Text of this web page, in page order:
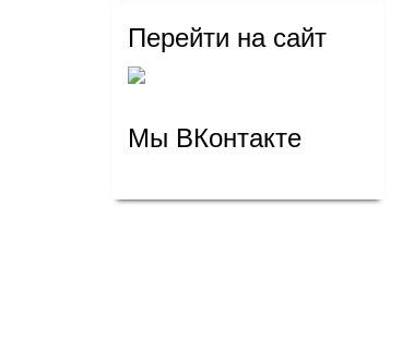
Перейти на сайт
Мы ВКонтакте